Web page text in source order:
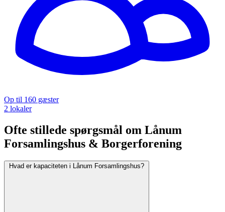
Op til 160 gæster
2 lokaler
Ofte stillede spørgsmål om Lånum
Forsamlingshus & Borgerforening
Hvad er kapaciteten i Lånum Forsamlingshus?